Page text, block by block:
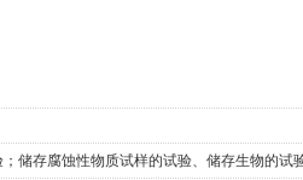
储存腐蚀性物质试样的试验、储存生物的试